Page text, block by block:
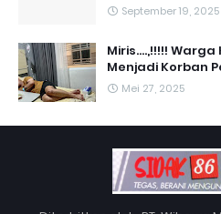
September 19, 2025
Miris....,!!!!!
Menjadi Korban
Mei 27, 2025